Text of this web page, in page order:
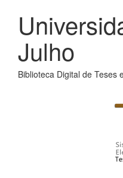
Julho
Biblioteca Digital de Teses